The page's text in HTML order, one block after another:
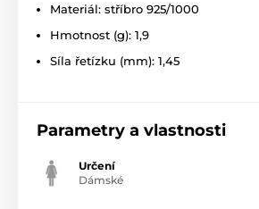
Materiál: stříbro 925/1000
Hmotnost (g): 1,9
Síla řetízku (mm): 1,45
Parametry a vlastnosti
Určení
Dámské